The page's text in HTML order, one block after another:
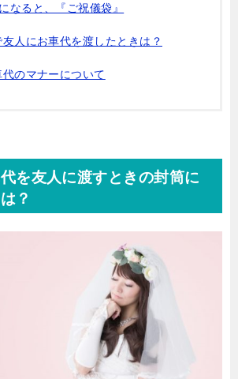
なると、『ご祝儀袋』
人にお車代を渡したときは？
のマナーについて
を友人に渡すときの封筒に
？